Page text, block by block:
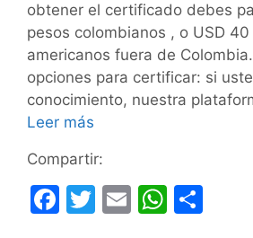
obtener el certificado debes
pesos colombianos , o USD
americanos fuera de
opciones para certificar: si
conocimiento, nuestra
Leer más
Compartir:
F
T
E
W